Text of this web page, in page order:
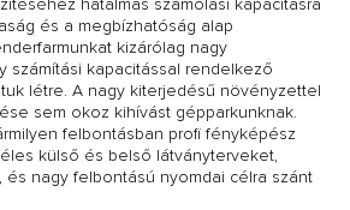
és a megbízhatóság alap
kizárólag nagy
számítási kapacitással rendelkező
létre. A nagy kiterjedésű növényzettel
sem okoz kihívást gépparkunknak.
felbontásban profi fényképész
külső és belső látványterveket,
és nagy felbontású nyomdai célra szánt